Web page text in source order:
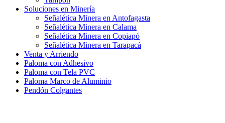
Soluciones en Minería
Señalética Minera en Antofagasta
Señalética Minera en Calama
Señalética Minera en Copiapó
Señalética Minera en Tarapacá
Venta y Arriendo
Paloma con Adhesivo
Paloma con Tela PVC
Paloma Marco de Aluminio
Pendón Colgantes